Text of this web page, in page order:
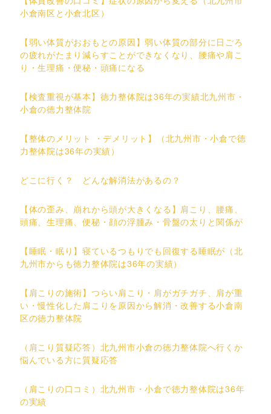
小倉南区と小倉北区）
【弱い体質がおおもとの原因】弱い体質の部分に日ごろ
の疲れがたまり減らすことができなくなり、腰痛や肩こ
り・生理痛・便秘・頭痛になる
【検査重視が基本】徳力整体院は36年の実績北九州市・
小倉の徳力整体院
【整体のメリット ・デメリット】（北九州市・小倉で徳
力整体院は36年の実績）
どこに行く？ どんな解消法があるの？
【体の歪み、崩れから頭が大きくなる】肩こり、腰痛、
頭痛、生理痛、便秘・顔の浮腫み・骨盤の太りと関係が
【睡眠・眠り】寝ているつもりでも回復する睡眠が（北
九州市からも徳力整体院は36年の実績）
【肩こりの施術】つらい肩こり・肩がガチガチ、肩が重
い・慢性化した肩こりを原因から解消・改善する小倉南
区の徳力整体院
（肩こり質疑応答）北九州市小倉の徳力整体院へ行くか
悩んでいる方に質疑応答
（肩こりの口コミ）北九州市・小倉で徳力整体院は36年
の実績